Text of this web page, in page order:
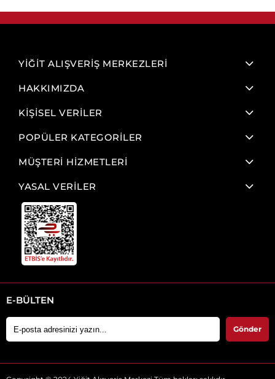
YİĞİT ALIŞVERİŞ MERKEZLERİ
HAKKIMIZDA
KİŞİSEL VERİLER
POPÜLER KATEGORİLER
MÜŞTERİ HİZMETLERİ
YASAL VERİLER
E-BÜLTEN
Gönder